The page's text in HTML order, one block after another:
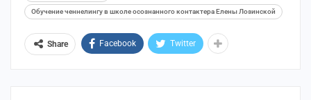
Обучение ченнелингу в школе осознанного контактера Елены Лозинской
Share Facebook Twitter